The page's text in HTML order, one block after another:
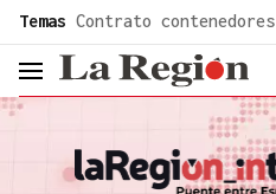
Temas Contrato contenedores
header.menu.open